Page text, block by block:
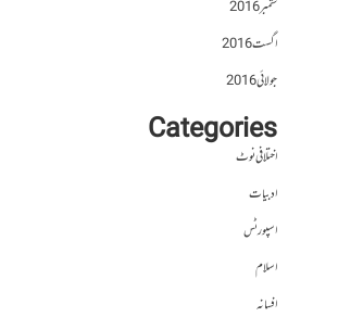
ستمبر 2016
اگست 2016
جولائی 2016
Categories
اختلافی نوٹ
ادبیات
اسپورٹس
اسلام
افسانہ